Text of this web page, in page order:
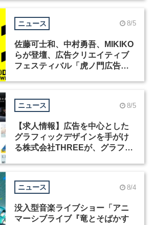
ニュース 8/5
佐藤可士和、中村勇吾、MIKIKO
らが登壇、広告クリエイティブ
フェスティバル「虎ノ門広告
ニュース 8/5
【求人情報】広告を中心とした
グラフィックデザインを手がけ
る株式会社THREEが、グラフィ
ニュース 8/4
没入型音楽ライブショー「アニ
マーシブライブ『竜とそばかす